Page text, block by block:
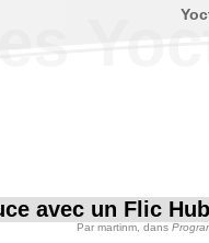
avec un Flic
Par martinm , dans